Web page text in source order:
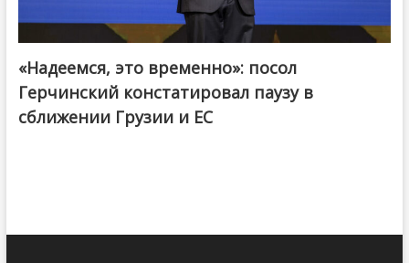
«Надеемся, это временно»: посол
Герчинский констатировал паузу в
сближении Грузии и ЕС